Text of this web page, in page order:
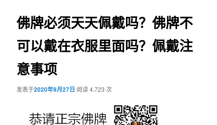
佛牌必须天天佩戴吗？佛牌不
可以戴在衣服里面吗？佩戴注
意事项
发表于2020年9月27日 阅读 4,723 次